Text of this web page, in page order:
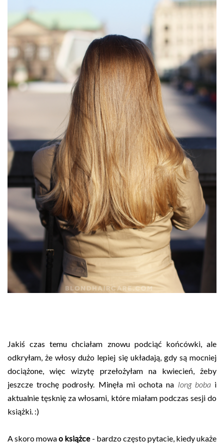
Jakiś czas temu chciałam znowu podciąć końcówki, ale
odkryłam, że włosy dużo lepiej się układają, gdy są mocniej
dociążone, więc wizytę przełożyłam na kwiecień, żeby
jeszcze trochę podrosły. Minęła mi ochota na long boba i
aktualnie tęsknię za włosami, które miałam podczas sesji do
książki. :)
A skoro mowao książce- bardzo często pytacie, kiedy ukaże